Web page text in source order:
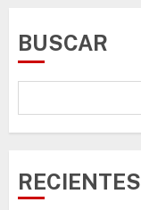
BUSCAR
RECIENTES